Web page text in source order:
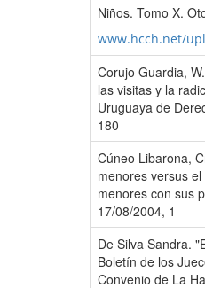
Niños. Tomo X.
www.hcch.net/
Corujo Guardia,
las visitas y la
Uruguaya de
180
Cúneo Libarona,
menores versus
menores con sus
17/08/2004, 1
De Silva Sandra.
Boletín de los
Convenio de La